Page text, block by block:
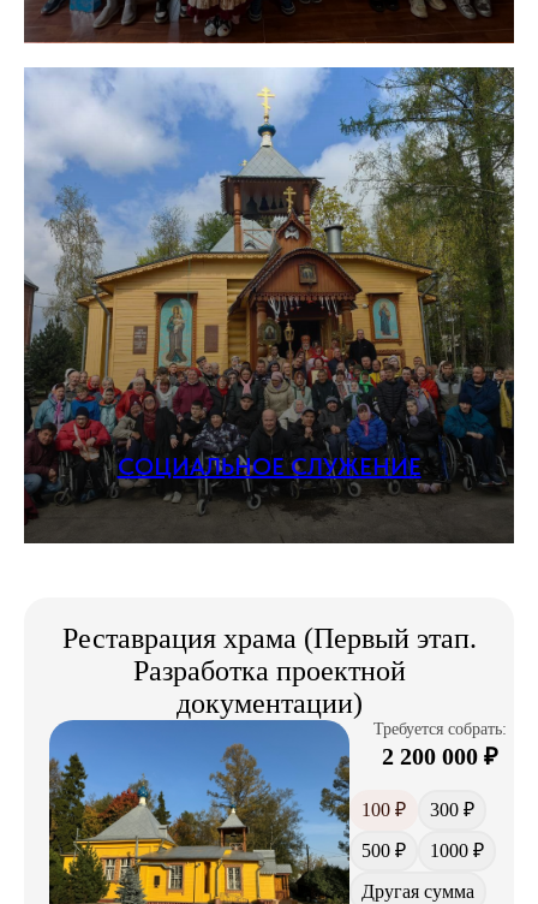
СОЦИАЛЬНОЕ СЛУЖЕНИЕ
Реставрация храма (Первый этап.
Разработка проектной
документации)
Требуется собрать:
2 200 000 ₽
100 ₽
300 ₽
500 ₽
1000 ₽
Другая сумма